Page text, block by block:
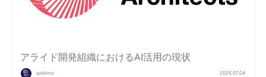
アライド開発組織におけるAI活用の現状
yoshino 2025.07.04